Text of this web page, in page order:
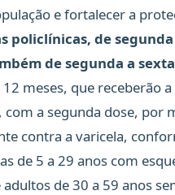
e fortalecer a
policlínicas, de
de segunda a
meses, que receberão
com a segunda dose,
contra a varicela,
de 5 a 29 anos com
de 30 a 59 anos